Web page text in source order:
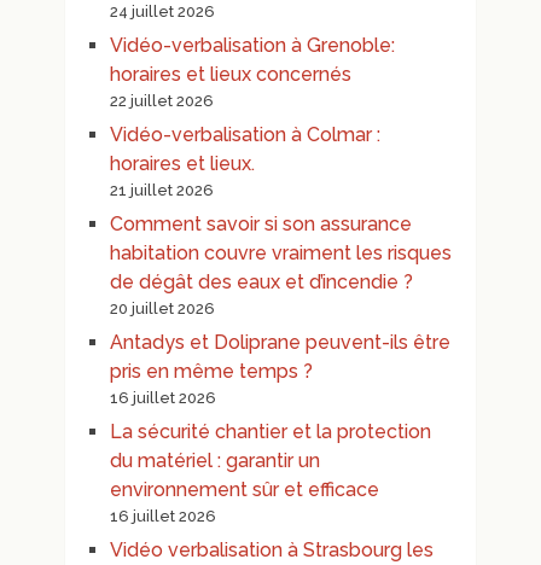
24 juillet 2026
Vidéo-verbalisation à Grenoble:
horaires et lieux concernés
22 juillet 2026
Vidéo-verbalisation à Colmar :
horaires et lieux.
21 juillet 2026
Comment savoir si son assurance
habitation couvre vraiment les risques
de dégât des eaux et d’incendie ?
20 juillet 2026
Antadys et Doliprane peuvent-ils être
pris en même temps ?
16 juillet 2026
La sécurité chantier et la protection
du matériel : garantir un
environnement sûr et efficace
16 juillet 2026
Vidéo verbalisation à Strasbourg les